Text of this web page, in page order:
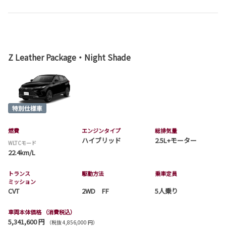
Z Leather Package・Night Shade
燃費
WLTCモード
22.4km/L
エンジンタイプ
ハイブリッド
総排気量
2.5L+モーター
トランス
ミッション
CVT
駆動方法
2WD FF
乗車定員
5人乗り
車両本体価格 （消費税込）
5,341,600 円 （税抜 4,856,000 円）